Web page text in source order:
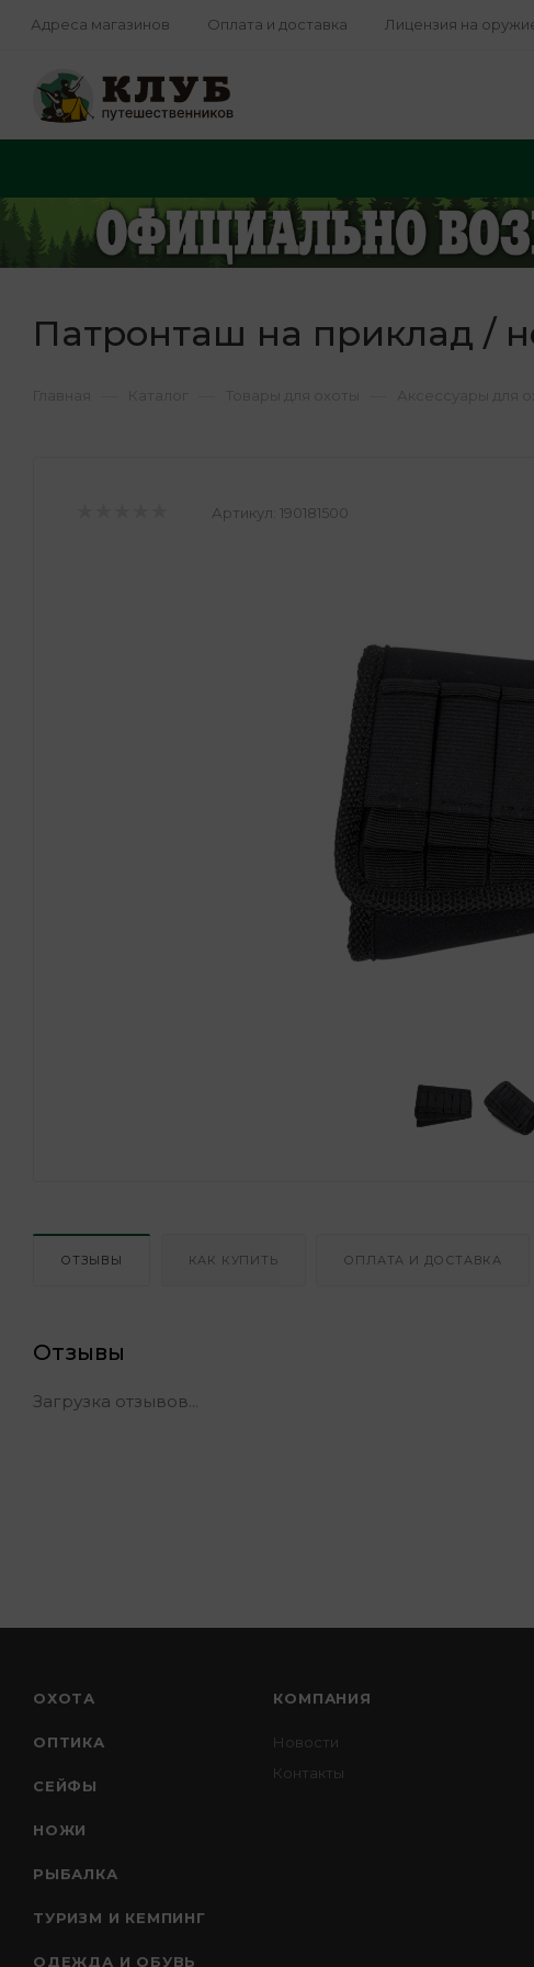
Адреса магазинов Оплата и доставка Лицензия на
Патронташ на приклад /
Артикул: 190181500
ОТЗЫВЫ КАК КУПИТЬ ОПЛАТА И ДОСТАВКА
Отзывы
Загрузка отзывов...
ОХОТА
ОПТИКА
СЕЙФЫ
НОЖИ
РЫБАЛКА
ТУРИЗМ И КЕМПИНГ
ОДЕЖДА И ОБУВЬ
КОМПАНИЯ
Новости
Контакты